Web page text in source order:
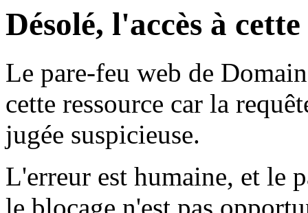
Désolé, l'accès à
Le pare-feu web de
cette ressource car la
jugée suspicieuse.
L'erreur est humaine, et le